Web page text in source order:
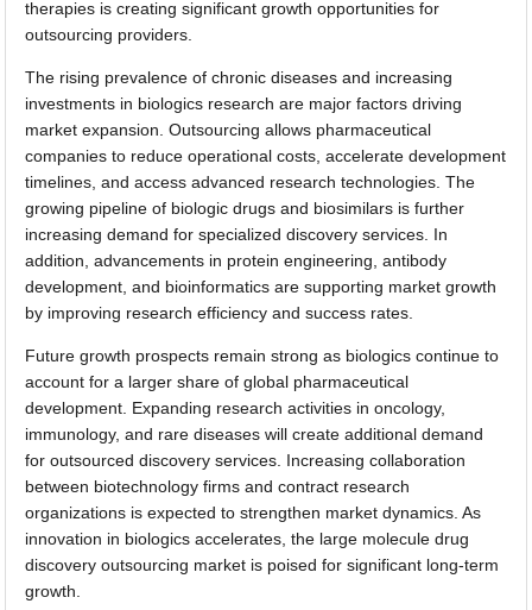
therapies is creating significant growth opportunities for
outsourcing providers.
The rising prevalence of chronic diseases and increasing
investments in biologics research are major factors driving
market expansion. Outsourcing allows pharmaceutical
companies to reduce operational costs, accelerate development
timelines, and access advanced research technologies. The
growing pipeline of biologic drugs and biosimilars is further
increasing demand for specialized discovery services. In
addition, advancements in protein engineering, antibody
development, and bioinformatics are supporting market growth
by improving research efficiency and success rates.
Future growth prospects remain strong as biologics continue to
account for a larger share of global pharmaceutical
development. Expanding research activities in oncology,
immunology, and rare diseases will create additional demand
for outsourced discovery services. Increasing collaboration
between biotechnology firms and contract research
organizations is expected to strengthen market dynamics. As
innovation in biologics accelerates, the large molecule drug
discovery outsourcing market is poised for significant long-term
growth.